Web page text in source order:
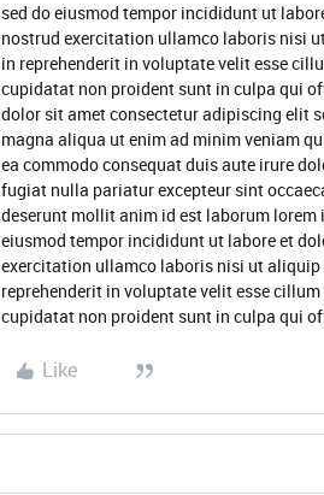
sed do eiusmod tempor incididunt ut
nostrud exercitation ullamco laboris nisi
in reprehenderit in voluptate velit esse
cupidatat non proident sunt in culpa qui
dolor sit amet consectetur adipiscing elit
magna aliqua ut enim ad minim veniam
ea commodo consequat duis aute irure
fugiat nulla pariatur excepteur sint
deserunt mollit anim id est laborum
eiusmod tempor incididunt ut labore et
exercitation ullamco laboris nisi ut aliquip
reprehenderit in voluptate velit esse
cupidatat non proident sunt in culpa qui
Like